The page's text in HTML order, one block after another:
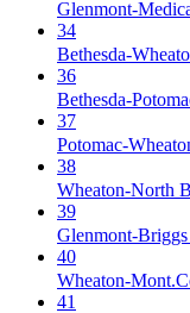
Glenmont-
34
Bethesda-
36
Bethesda-
37
Potomac-
38
Wheaton-North
39
Glenmont-
40
Wheaton-
41